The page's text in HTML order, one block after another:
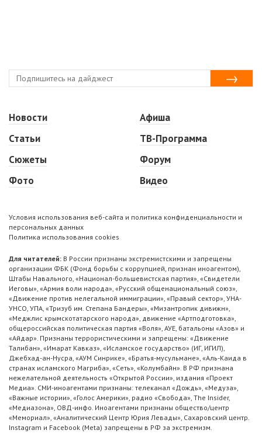
Новости
Статьи
Сюжеты
Фото
Афиша
ТВ-Программа
Форум
Видео
Условия использования веб-сайта и политика конфиденциальности и
персональных данных
Политика использования cookies
Для читателей: В России признаны экстремистскими и запрещены
организации ФБК (Фонд борьбы с коррупцией, признан иноагентом),
Штабы Навального, «Национал-большевистская партия», «Свидетели
Иеговы», «Армия воли народа», «Русский общенациональный союз»,
«Движение против нелегальной иммиграции», «Правый сектор», УНА-
УНСО, УПА, «Тризуб им. Степана Бандеры», «Мизантропик дивижн»,
«Меджлис крымскотатарского народа», движение «Артподготовка»,
общероссийская политическая партия «Воля», АУЕ, батальоны «Азов» и
«Айдар». Признаны террористическими и запрещены: «Движение
Талибан», «Имарат Кавказ», «Исламское государство» (ИГ, ИГИЛ),
Джебхад-ан-Нусра, «АУМ Синрике», «Братья-мусульмане», «Аль-Каида в
странах исламского Магриба», «Сеть», «Колумбайн». В РФ признана
нежелательной деятельность «Открытой России», издания «Проект
Медиа». СМИ-иноагентами признаны: телеканал «Дождь», «Медуза»,
«Важные истории», «Голос Америки», радио «Свобода», The Insider,
«Медиазона», ОВД-инфо. Иноагентами признаны общество/центр
«Мемориал», «Аналитический Центр Юрия Левады», Сахаровский центр.
Instagram и Facebook (Metа) запрещены в РФ за экстремизм.